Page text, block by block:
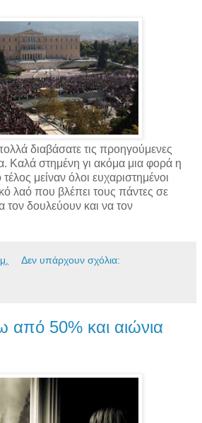
διαβάσατε τις προηγούμενες
Καλά στημένη γι ακόμα μια φορά η
μείναν όλοι ευχαριστημένοι
λαό που βλέπει τους πάντες σε
τον δουλεύουν και να τον
Δεν υπάρχουν σχόλια:
50% και αιώνια